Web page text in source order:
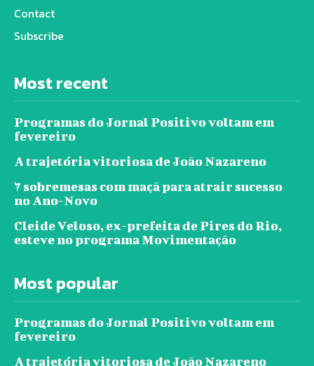
Contact
Subscribe
Most recent
Programas do Jornal Positivo voltam em
fevereiro
A trajetória vitoriosa de João Nazareno
7 sobremesas com maçã para atrair sucesso
no Ano-Novo
Cleide Veloso, ex-prefeita de Pires do Rio,
esteve no programa Movimentação
Most popular
Programas do Jornal Positivo voltam em
fevereiro
A trajetória vitoriosa de João Nazareno